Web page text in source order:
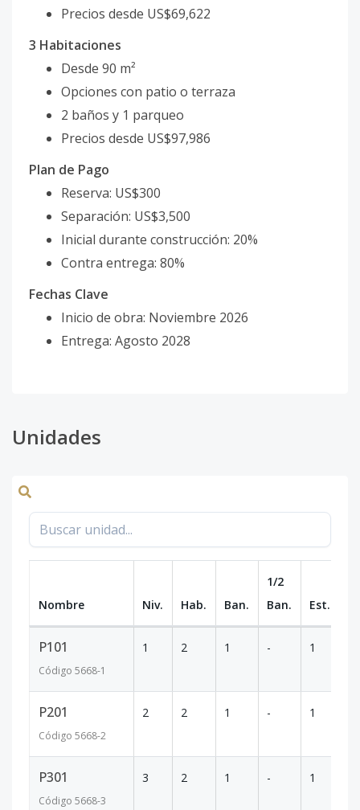
Precios desde US$69,622
3 Habitaciones
Desde 90 m²
Opciones con patio o terraza
2 baños y 1 parqueo
Precios desde US$97,986
Plan de Pago
Reserva: US$300
Separación: US$3,500
Inicial durante construcción: 20%
Contra entrega: 80%
Fechas Clave
Inicio de obra: Noviembre 2026
Entrega: Agosto 2028
Unidades
Nombre Niv. Hab. Ban.
1/2
Ban.
Est.
P101
Código 5668-1
1 2 1 - 1
P201
Código 5668-2
2 2 1 - 1
P301
Código 5668-3
3 2 1 - 1